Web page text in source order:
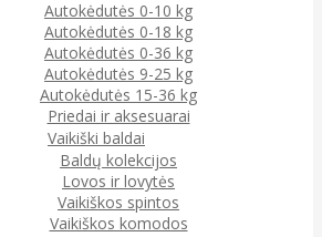
Autokėdutės 0-10 kg
Autokėdutės 0-18 kg
Autokėdutės 0-36 kg
Autokėdutės 9-25 kg
Autokėdutės 15-36 kg
Priedai ir aksesuarai
Vaikiški baldai
Baldų kolekcijos
Lovos ir lovytės
Vaikiškos spintos
Vaikiškos komodos